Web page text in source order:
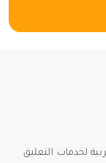
لخدمات التعليق